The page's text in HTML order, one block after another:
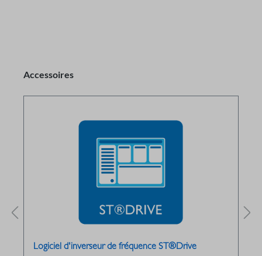
Accessoires
Logiciel d'inverseur de fréquence ST®Drive